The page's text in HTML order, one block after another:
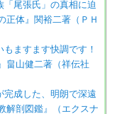
尾張氏」の真相に迫
体』関裕二著（ＰＨ
ますます快調です！
畠山健二著（祥伝社
成した、明朗で深遠
解剖図鑑』（エクスナ